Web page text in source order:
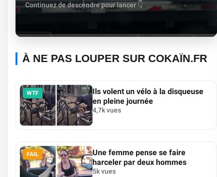
Continuez de descendre pour lancer 👇
À NE PAS LOUPER SUR COKAÏN.FR
WTF
Ils volent un vélo à la disqueuse
en pleine journée
4,7k vues
FAIL
Une femme pense se faire
harceler par deux hommes
5k vues